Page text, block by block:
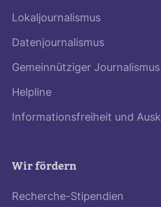
Lokaljournalismus
Datenjournalismus
Gemeinnütziger Journalismus
Helpline
Informationsfreiheit und
Wir fördern
Recherche-Stipendien